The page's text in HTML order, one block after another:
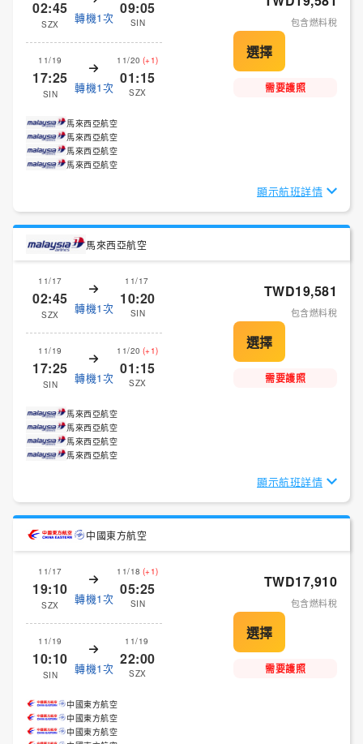
02:45
SZX 轉機1次 09:05
SIN
11/19
17:25
SIN 轉機1次
11/20 (+1)
01:15
SZX
包含燃料稅
需要護照
馬來西亞航空
馬來西亞航空
馬來西亞航空
馬來西亞航空
顯示航班詳情
馬來西亞航空
11/17
02:45
SZX 轉機1次
11/17
10:20
SIN
11/19
17:25
SIN 轉機1次
11/20 (+1)
01:15
SZX
TWD19,581
包含燃料稅
需要護照
馬來西亞航空
馬來西亞航空
馬來西亞航空
馬來西亞航空
顯示航班詳情
中國東方航空
11/17
19:10
SZX 轉機1次
11/18 (+1)
05:25
SIN
11/19
10:10
SIN 轉機1次
11/19
22:00
SZX
TWD17,910
包含燃料稅
需要護照
中國東方航空
中國東方航空
中國東方航空